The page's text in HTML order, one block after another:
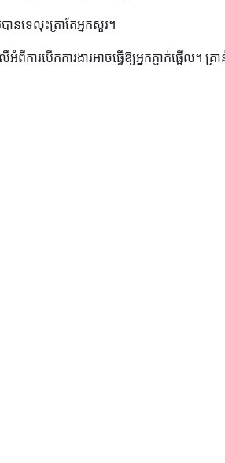
នទេលុះត្រាតែអ្នកសួរ។
ការបើកការងារអាចធ្វើឱ្យអ្នកភ្ញាក់ផ្អើល។